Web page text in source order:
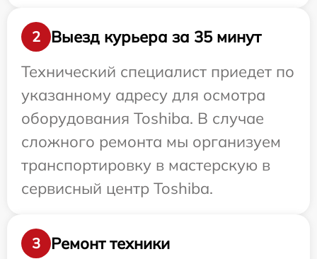
2
Выезд курьера за 35 минут
Технический специалист приедет по
указанному адресу для осмотра
оборудования Toshiba. В случае
сложного ремонта мы организуем
транспортировку в мастерскую в
сервисный центр Toshiba.
3
Ремонт техники